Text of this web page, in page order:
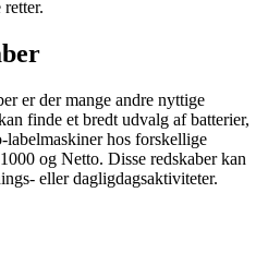
er der mange andre nyttige
finde et bredt udvalg af batterier,
hos forskellige
og Netto. Disse redskaber kan
eller dagligdagsaktiviteter.